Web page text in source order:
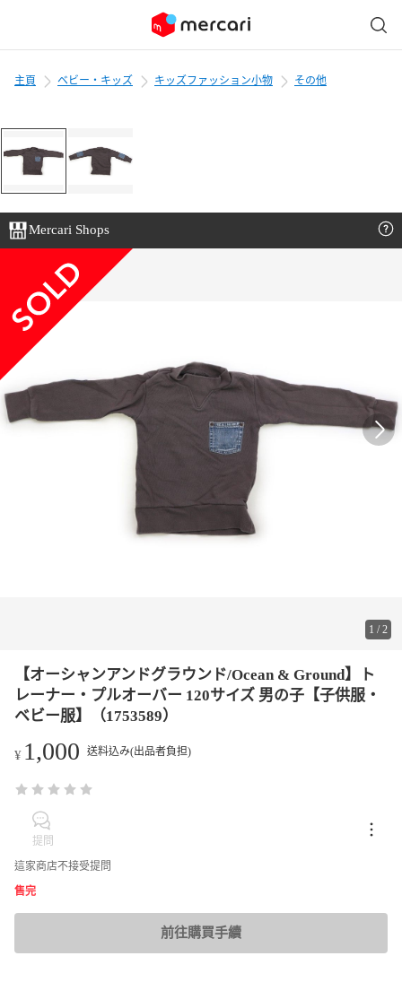
主頁 ベビー・キッズ キッズファッション小物 その他
Mercari Shops
1 /2
【オーシャンアンドグラウンド/Ocean & Ground】ト
レーナー・プルオーバー 120サイズ 男の子【子供服・
ベビー服】（1753589）
¥ 1,000 送料込み(出品者負担)
提問
這家商店不接受提問
售完
前往購買手續